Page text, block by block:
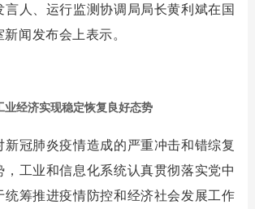
言人、运行监测协调局局长黄利斌在国
闻发布会上表示。
业经济实现稳定恢复良好态势
新冠肺炎疫情造成的严重冲击和错综复
，工业和信息化系统认真贯彻落实党中
统筹推进疫情防控和经济社会发展工作